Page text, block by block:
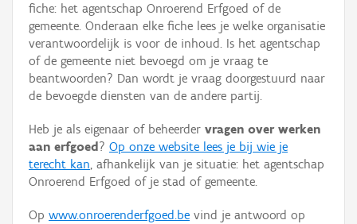
Thema
Gebeurtenis
Persoon of collectief
Hergebruik
Aanmelden
fiche: het agentschap Onroerend Erfgoed of de
gemeente. Onderaan elke fiche lees je welke organisatie
verantwoordelijk is voor de inhoud. Is het agentschap
of de gemeente niet bevoegd om je vraag te
beantwoorden? Dan wordt je vraag doorgestuurd naar
de bevoegde diensten van de andere partij.
Heb je als eigenaar of beheerder vragen over werken
aan erfgoed ? Op onze website lees je bij wie je
terecht kan, afhankelijk van je situatie: het agentschap
Onroerend Erfgoed of je stad of gemeente.
Op www.onroerenderfgoed.be vind je antwoord op